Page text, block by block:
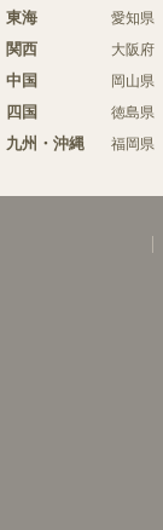
東海 愛知県
関西 大阪府
中国 岡山県
四国 徳島県
九州・沖縄 福岡県